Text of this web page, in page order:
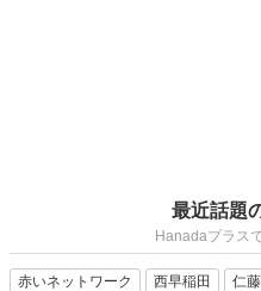
最近話題
Hanadaプラス
赤いネットワーク 西早稲田 仁